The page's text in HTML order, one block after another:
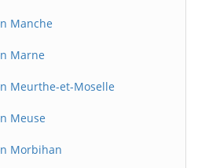
Manche
Marne
Meurthe-et-Moselle
Meuse
Morbihan